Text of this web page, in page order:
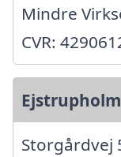
Mindre
CVR:
Storgårdvej